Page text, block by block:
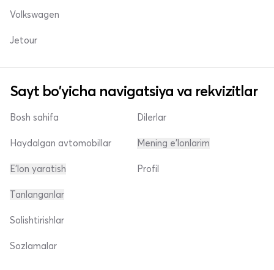
Volkswagen
Jetour
Sayt bo'yicha navigatsiya va rekvizitlar
Bosh sahifa
Haydalgan avtomobillar
E'lon yaratish
Dilerlar
Mening e'lonlarim
Profil
Tanlanganlar
Solishtirishlar
Sozlamalar